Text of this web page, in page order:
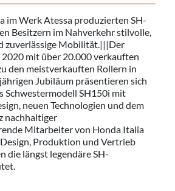
im Werk Atessa produzierten SH-
Besitzern im Nahverkehr stilvolle,
zuverlässige Mobilität.|||Der
mit über 20.000 verkauften
den meistverkauften Rollern in
Jubiläum präsentieren sich
Schwestermodell SH150i mit
neuen Technologien und dem
nachhaltiger
Mitarbeiter von Honda Italia
Produktion und Vertrieb
die längst legendäre SH-